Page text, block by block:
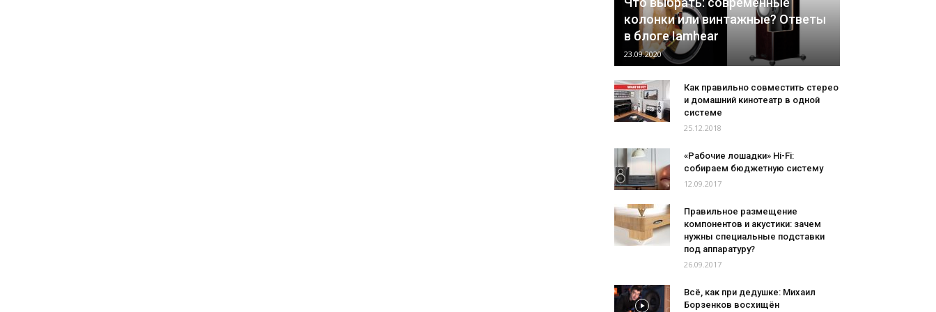
колонки или винтажные? Ответы
в блоге Iamhear
23.09.2020
Как правильно совместить стерео
и домашний кинотеатр в одной
системе
25.12.2018
«Рабочие лошадки» Hi-Fi:
собираем бюджетную систему
12.09.2017
Правильное размещение
компонентов и акустики: зачем
нужны специальные подставки
под аппаратуру?
26.09.2017
Всё, как при дедушке: Михаил
Борзенков восхищён